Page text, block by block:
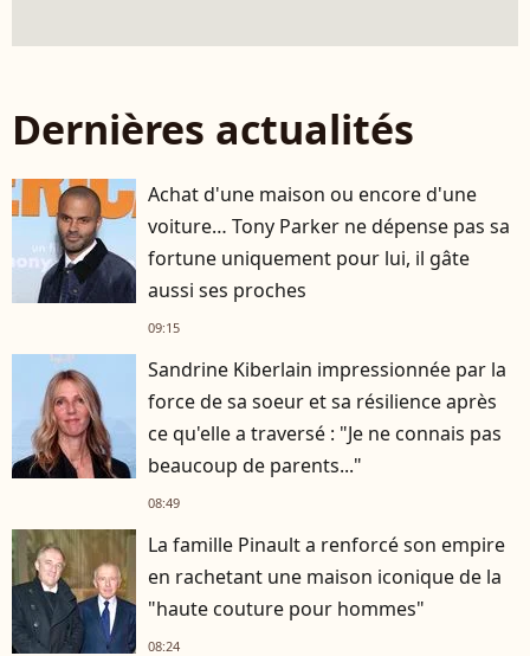
Dernières actualités
Achat d'une maison ou encore d'une
voiture… Tony Parker ne dépense pas sa
fortune uniquement pour lui, il gâte
aussi ses proches
09:15
Sandrine Kiberlain impressionnée par la
force de sa soeur et sa résilience après
ce qu'elle a traversé : "Je ne connais pas
beaucoup de parents..."
08:49
La famille Pinault a renforcé son empire
en rachetant une maison iconique de la
"haute couture pour hommes"
08:24